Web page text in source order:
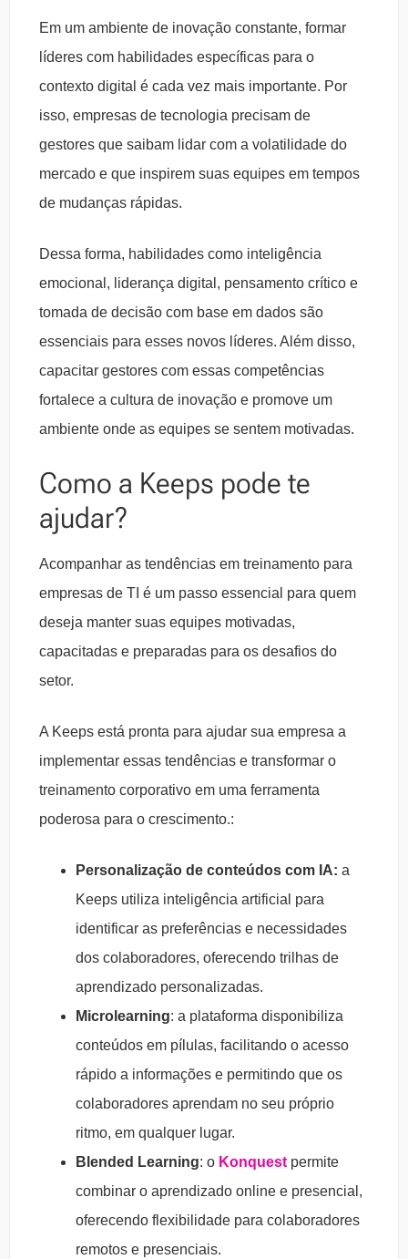
Em um ambiente de inovação constante, formar
líderes com habilidades específicas para o
contexto digital é cada vez mais importante. Por
isso, empresas de tecnologia precisam de
gestores que saibam lidar com a volatilidade do
mercado e que inspirem suas equipes em tempos
de mudanças rápidas.
Dessa forma, habilidades como inteligência
emocional, liderança digital, pensamento crítico e
tomada de decisão com base em dados são
essenciais para esses novos líderes. Além disso,
capacitar gestores com essas competências
fortalece a cultura de inovação e promove um
ambiente onde as equipes se sentem motivadas.
Como a Keeps pode te
ajudar?
Acompanhar as tendências em treinamento para
empresas de TI é um passo essencial para quem
deseja manter suas equipes motivadas,
capacitadas e preparadas para os desafios do
setor.
A Keeps está pronta para ajudar sua empresa a
implementar essas tendências e transformar o
treinamento corporativo em uma ferramenta
poderosa para o crescimento.:
Personalização de conteúdos com IA: a
Keeps utiliza inteligência artificial para
identificar as preferências e necessidades
dos colaboradores, oferecendo trilhas de
aprendizado personalizadas.
Microlearning: a plataforma disponibiliza
conteúdos em pílulas, facilitando o acesso
rápido a informações e permitindo que os
colaboradores aprendam no seu próprio
ritmo, em qualquer lugar.
Blended Learning: o Konquest permite
combinar o aprendizado online e presencial,
oferecendo flexibilidade para colaboradores
remotos e presenciais.